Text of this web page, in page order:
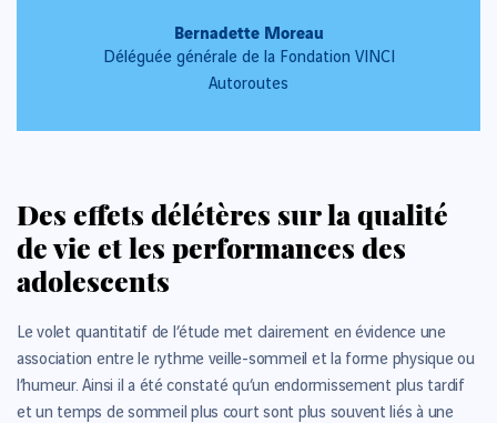
Bernadette Moreau
Déléguée générale de la Fondation VINCI
Autoroutes
Des effets délétères sur la qualité
de vie et les performances des
adolescents
Le volet quantitatif de l’étude met clairement en évidence une
association entre le rythme veille-sommeil et la forme physique ou
l’humeur. Ainsi il a été constaté qu’un endormissement plus tardif
et un temps de sommeil plus court sont plus souvent liés à une